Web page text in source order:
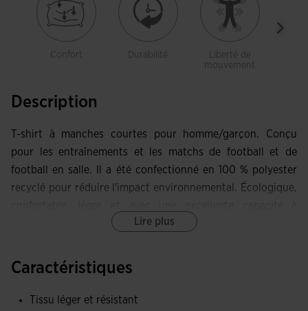
Confort Durabilité
Liberté de
mouvement
Description
T-shirt à manches courtes pour homme/garçon. Conçu
pour les entraînements et les matchs de football et de
football en salle. Il a été confectionné en 100 % polyester
recyclé pour réduire l'impact environnemental. Écologique,
évacuer la transpiration.
rend plus confortable pour bouger.
En ce qui concerne la fabrication, il a été confectionné à
Lire plus
Caractéristiques
Tissu léger et résistant